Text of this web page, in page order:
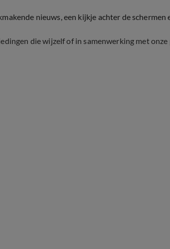
nieuws, een kijkje achter de schermen
die wijzelf of in samenwerking met